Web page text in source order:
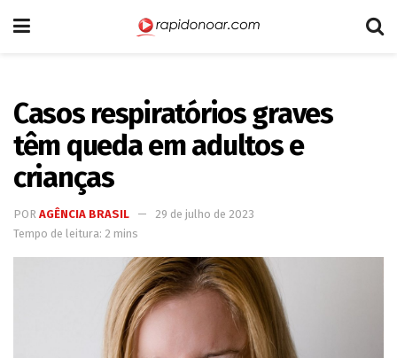
Casos respiratórios graves
têm queda em adultos e
crianças
POR AGÊNCIA BRASIL
29 de julho de 2023
Tempo de leitura: 2 mins